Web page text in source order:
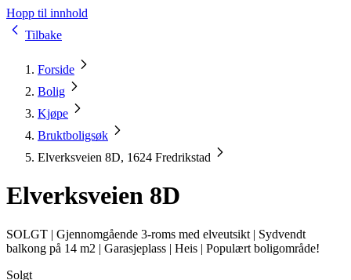
Hopp til innhold
Tilbake
Forside
Bolig
Kjøpe
Bruktboligsøk
Elverksveien 8D, 1624 Fredrikstad
Elverksveien 8D
SOLGT | Gjennomgående 3-roms med elveutsikt | Sydvendt
balkong på 14 m2 | Garasjeplass | Heis | Populært boligområde!
Solgt